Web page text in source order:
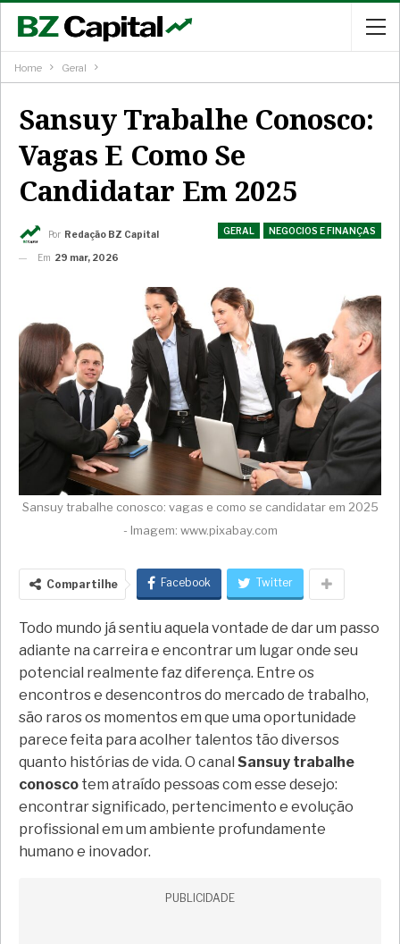
Home Geral
Sansuy Trabalhe Conosco:
Vagas E Como Se
Candidatar Em 2025
GERAL NEGOCIOS E FINANÇAS
Por Redação BZ Capital
Em 29 mar, 2026
Sansuy trabalhe conosco: vagas e como se candidatar em 2025
- Imagem: www.pixabay.com
Compartilhe Facebook Twitter
Todo mundo já sentiu aquela vontade de dar um passo
adiante na carreira e encontrar um lugar onde seu
potencial realmente faz diferença. Entre os
encontros e desencontros do mercado de trabalho,
são raros os momentos em que uma oportunidade
parece feita para acolher talentos tão diversos
quanto histórias de vida. O canal Sansuy trabalhe
conosco tem atraído pessoas com esse desejo:
encontrar significado, pertencimento e evolução
profissional em um ambiente profundamente
humano e inovador.
PUBLICIDADE